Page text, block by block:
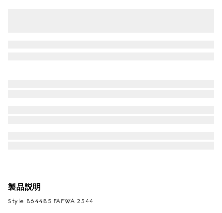
製品説明
Style ‎864485 FAFWA 2544